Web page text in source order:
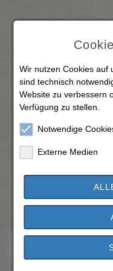
Wir nutzen Cookies auf
sind technisch
Website zu verbessern
Verfügung zu stellen.
Notwendige
Externe Medien